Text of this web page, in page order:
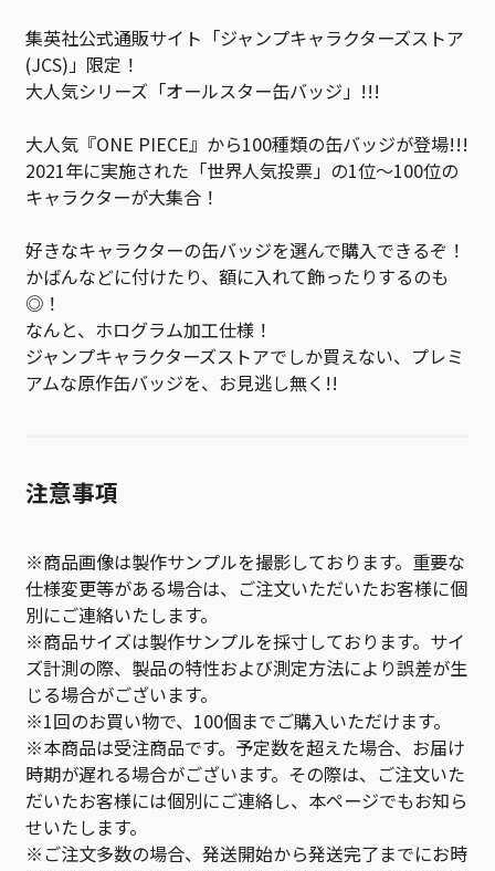
集英社公式通販サイト「ジャンプキャラクターズストア
(JCS)」限定！
大人気シリーズ「オールスター缶バッジ」!!!
大人気『ONE PIECE』から100種類の缶バッジが登場!!!
2021年に実施された「世界人気投票」の1位～100位の
キャラクターが大集合！
好きなキャラクターの缶バッジを選んで購入できるぞ！
かばんなどに付けたり、額に入れて飾ったりするのも
◎！
なんと、ホログラム加工仕様！
ジャンプキャラクターズストアでしか買えない、プレミ
アムな原作缶バッジを、お見逃し無く!!
注意事項
※商品画像は製作サンプルを撮影しております。重要な
仕様変更等がある場合は、ご注文いただいたお客様に個
別にご連絡いたします。
※商品サイズは製作サンプルを採寸しております。サイ
ズ計測の際、製品の特性および測定方法により誤差が生
じる場合がございます。
※1回のお買い物で、100個までご購入いただけます。
※本商品は受注商品です。予定数を超えた場合、お届け
時期が遅れる場合がございます。その際は、ご注文いた
だいたお客様には個別にご連絡し、本ページでもお知ら
せいたします。
※ご注文多数の場合、発送開始から発送完了までにお時